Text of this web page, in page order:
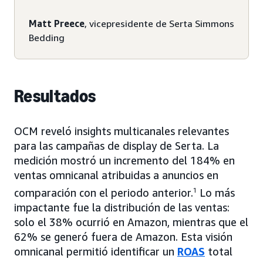
Matt Preece, vicepresidente de Serta Simmons
Bedding
Resultados
OCM reveló insights multicanales relevantes
para las campañas de display de Serta. La
medición mostró un incremento del 184% en
ventas omnicanal atribuidas a anuncios en
comparación con el periodo anterior.1
Lo más
impactante fue la distribución de las ventas:
solo el 38% ocurrió en Amazon, mientras que el
62% se generó fuera de Amazon. Esta visión
omnicanal permitió identificar un ROAS total